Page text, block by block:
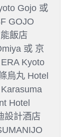
Gojo 或
GOJO
飯店
或 京
Kyoto
烏丸 Hotel
Hotel
設計酒店